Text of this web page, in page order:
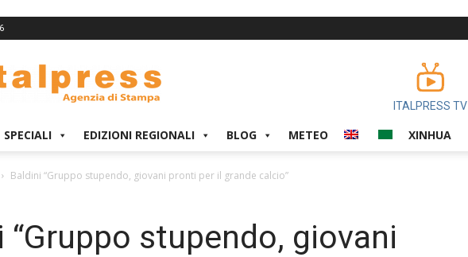
ITALPRESS TV
SPECIALI EDIZIONI REGIONALI BLOG METEO XINHUA
Baldini “Gruppo stupendo, giovani pronti per il grande calcio”
“Gruppo stupendo, giovani